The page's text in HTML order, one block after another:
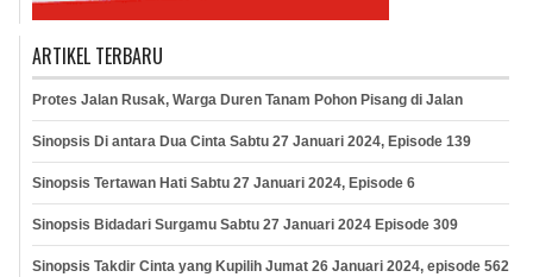
ARTIKEL TERBARU
Protes Jalan Rusak, Warga Duren Tanam Pohon Pisang di Jalan
Sinopsis Di antara Dua Cinta Sabtu 27 Januari 2024, Episode 139
Sinopsis Tertawan Hati Sabtu 27 Januari 2024, Episode 6
Sinopsis Bidadari Surgamu Sabtu 27 Januari 2024 Episode 309
Sinopsis Takdir Cinta yang Kupilih Jumat 26 Januari 2024, episode 562